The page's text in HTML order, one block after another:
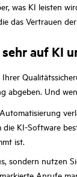
was KI leisten
das Vertrauen
auf KI
abgeben. Und
die KI-Software
ist.
sondern nutzen